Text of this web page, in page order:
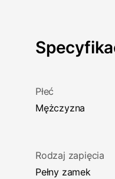
Płeć
Mężczyzna
Rodzaj zapięcia
Pełny zamek